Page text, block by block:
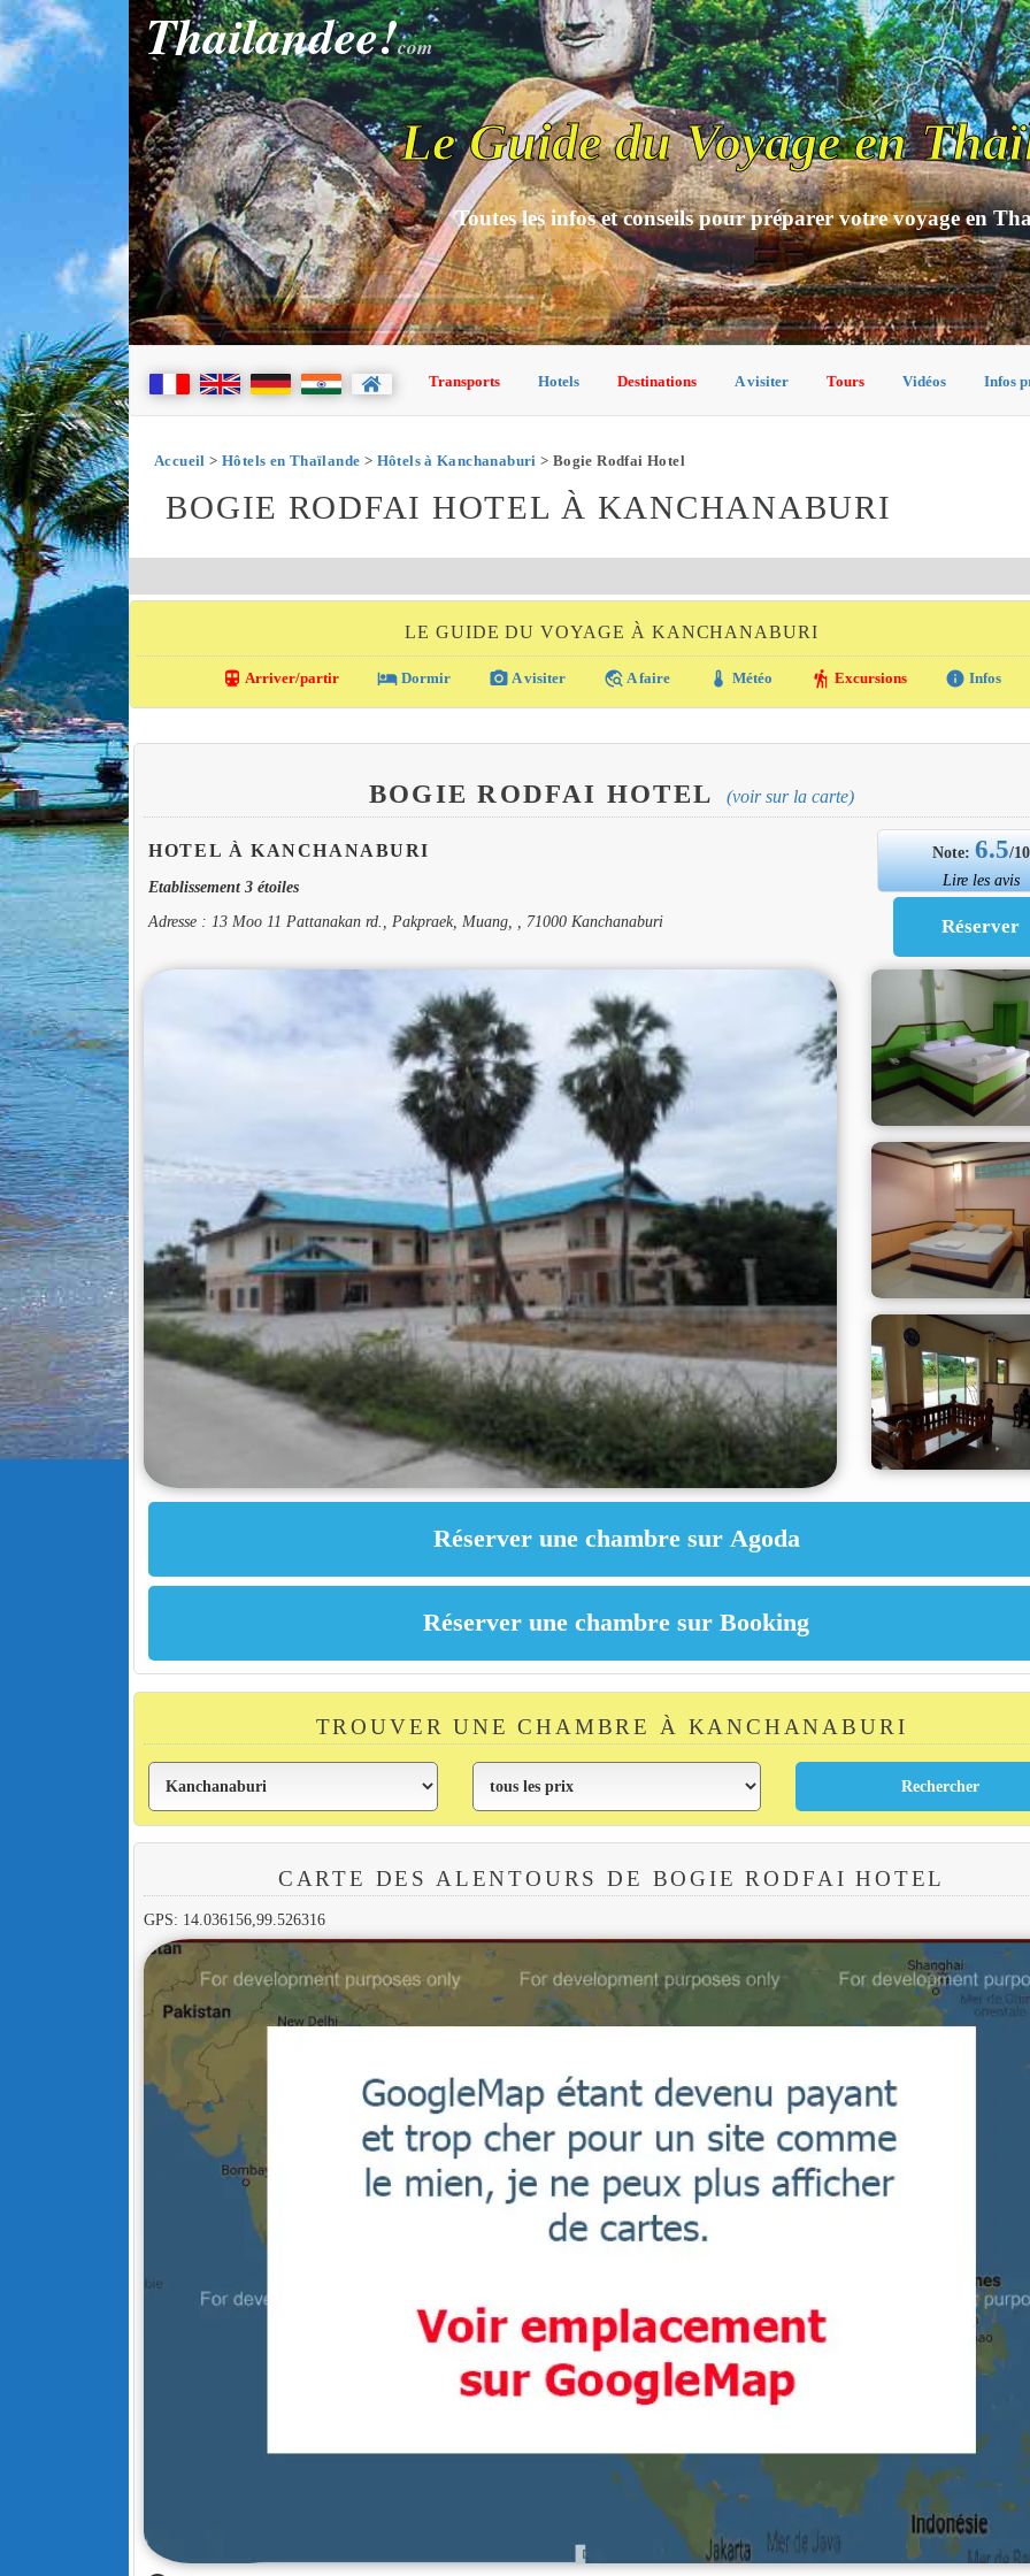
Thailandee!com
Le Guide du Voyage en
Toutes les infos et conseils pour préparer votre voyage en
Transports Hotels Destinations A visiter Tours Vidéos Infos
Accueil > Hôtels en Thaïlande > Hôtels à Kanchanaburi > Bogie Rodfai Hotel
BOGIE RODFAI HOTEL À KANCHANABURI
LE GUIDE DU VOYAGE À KANCHANABURI
directions_transit Arriver/partir local_hotel Dormir photo_camera A visiter travel_explore A faire thermostat Météo hiking Excursions info Infos
BOGIE RODFAI HOTEL (voir sur la carte)
HOTEL À KANCHANABURI
Etablissement 3 étoiles
Adresse : 13 Moo 11 Pattanakan rd., Pakpraek, Muang, , 71000 Kanchanaburi
Note:6.5/10
Lire les avis
TROUVER UNE CHAMBRE À KANCHANABURI
CARTE DES ALENTOURS DE BOGIE RODFAI HOTEL
GPS: 14.036156,99.526316